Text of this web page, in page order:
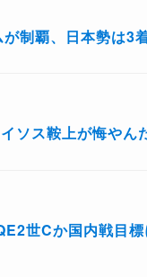
が制覇、日本勢は3
ソス鞍上が悔やん
世Cか国内戦目